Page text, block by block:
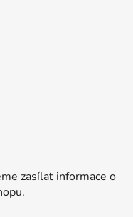
zasílat informace o